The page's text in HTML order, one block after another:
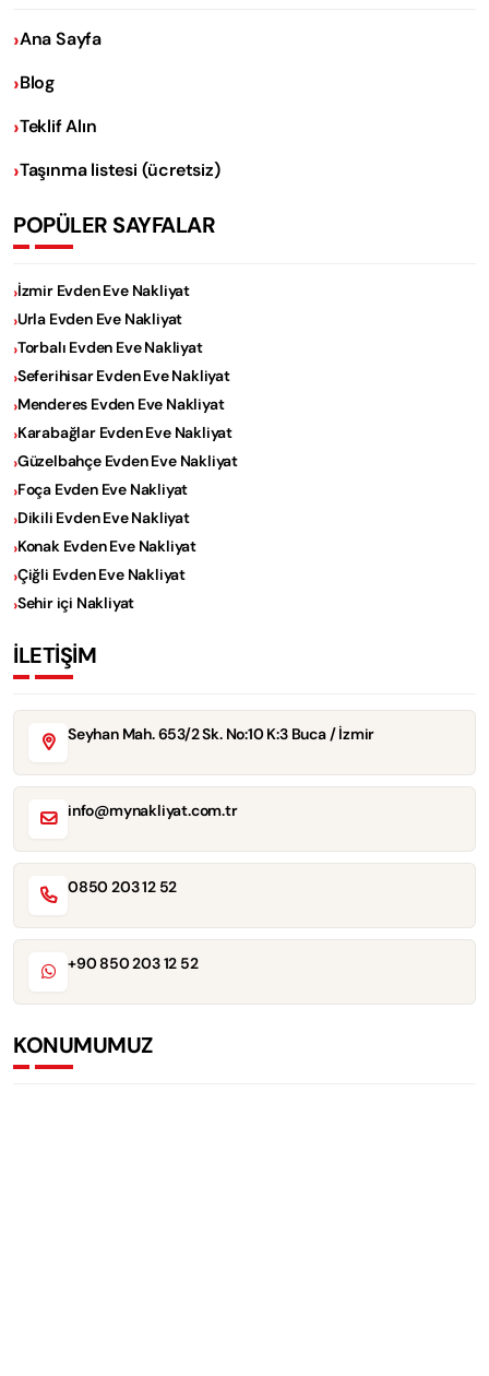
Ana Sayfa
Blog
Teklif Alın
Taşınma listesi (ücretsiz)
POPÜLER SAYFALAR
İzmir Evden Eve Nakliyat
Urla Evden Eve Nakliyat
Torbalı Evden Eve Nakliyat
Seferihisar Evden Eve Nakliyat
Menderes Evden Eve Nakliyat
Karabağlar Evden Eve Nakliyat
Güzelbahçe Evden Eve Nakliyat
Foça Evden Eve Nakliyat
Dikili Evden Eve Nakliyat
Konak Evden Eve Nakliyat
Çiğli Evden Eve Nakliyat
Sehir içi Nakliyat
İLETİŞİM
Seyhan Mah. 653/2 Sk. No:10 K:3 Buca / İzmir
info@mynakliyat.com.tr
0850 203 12 52
+90 850 203 12 52
KONUMUMUZ